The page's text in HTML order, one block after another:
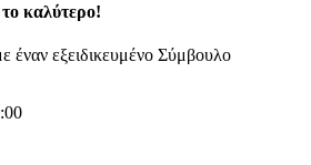
καλύτερο!
έναν εξειδικευμένο Σύμβουλο